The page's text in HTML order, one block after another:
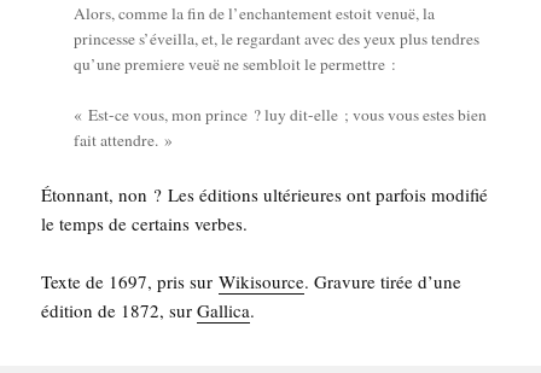
Alors, comme la fin de l’enchantement estoit venuë, la
prin­cesse s’éveilla, et, le regar­dant avec des yeux plus tendres
qu’une pre­miere veuë ne sem­bloit le permettre :
« Est-ce vous, mon prince ? luy dit-elle ; vous vous estes bien
fait attendre. »
Éton­nant, non ? Les édi­tions ulté­rieures ont par­fois modi­fié
le temps de cer­tains verbes.
Texte de 1697, pris surWiki­source. Gra­vure tirée d’une
édi­tion de 1872, surGal­li­ca.